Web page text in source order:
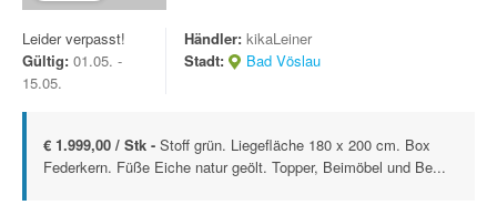
Leider verpasst!
Gültig: 01.05. -
15.05.
Händler: kikaLeiner
Stadt:
Bad Vöslau
€ 1.999,00 / Stk - Stoff grün. Liegefläche 180 x 200 cm. Box
Federkern. Füße Eiche natur geölt. Topper, Beimöbel und Be...